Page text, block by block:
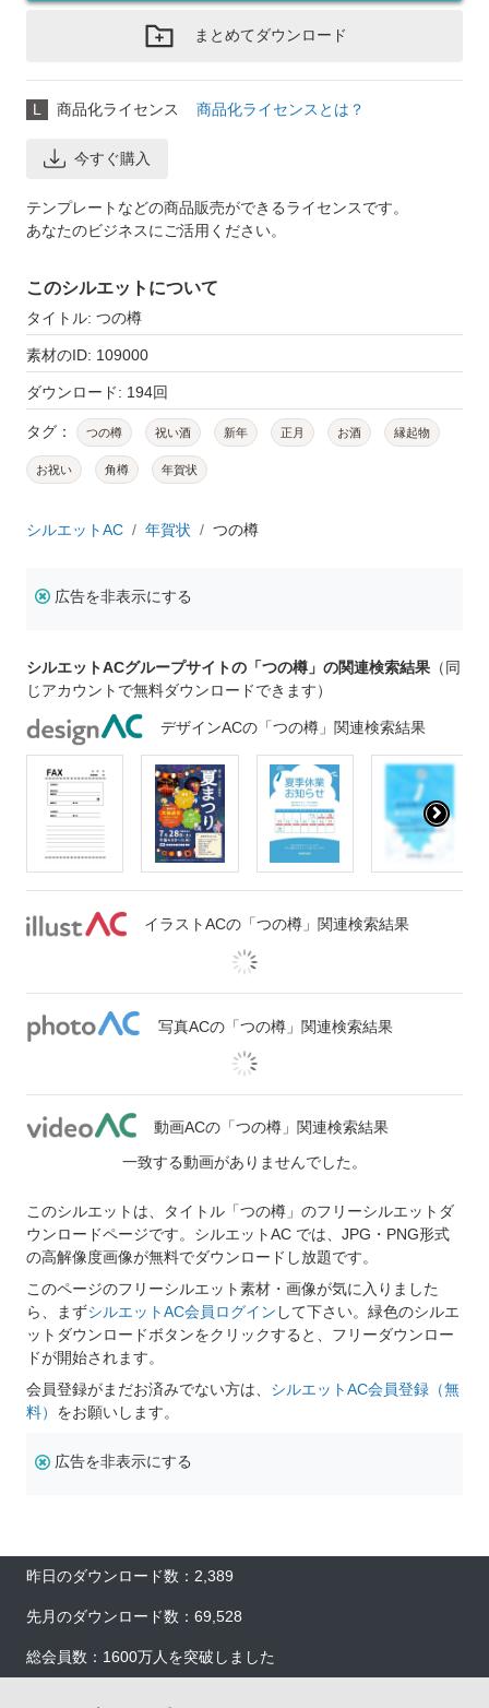
まとめてダウンロード
L 商品化ライセンス 商品化ライセンスとは？
今すぐ購入
テンプレートなどの商品販売ができるライセンスです。
あなたのビジネスにご活用ください。
このシルエットについて
タイトル: つの樽
素材のID: 109000
ダウンロード: 194回
タグ： つの樽 祝い酒 新年 正月 お酒 縁起物
お祝い 角樽 年賀状
シルエットAC 年賀状 つの樽
広告を非表示にする
シルエットACグループサイトの「つの樽」の関連検索結果 （同
じアカウントで無料ダウンロードできます）
デザインACの「つの樽」関連検索結果
イラストACの「つの樽」関連検索結果
写真ACの「つの樽」関連検索結果
動画ACの「つの樽」関連検索結果
一致する動画がありませんでした。
このシルエットは、タイトル「つの樽」のフリーシルエットダ
ウンロードページです。シルエットAC では、JPG・PNG形式
の高解像度画像が無料でダウンロードし放題です。
このページのフリーシルエット素材・画像が気に入りました
ら、まずシルエットAC会員ログイン して下さい。緑色のシルエ
ットダウンロードボタンをクリックすると、フリーダウンロー
ドが開始されます。
会員登録がまだお済みでない方は、 シルエットAC会員登録（無
料） をお願いします。
広告を非表示にする
昨日のダウンロード数：2,389
先月のダウンロード数：69,528
総会員数：1600万人を突破しました